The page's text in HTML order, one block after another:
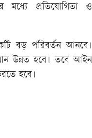
মধ্যে প্রতিযোগিতা ও
বড় পরিবর্তন আনবে।
উন্নত হবে। তবে আইন
হবে।